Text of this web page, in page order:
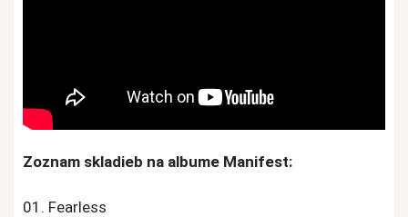
Zoznam skladieb na albume Manifest:
01. Fearless